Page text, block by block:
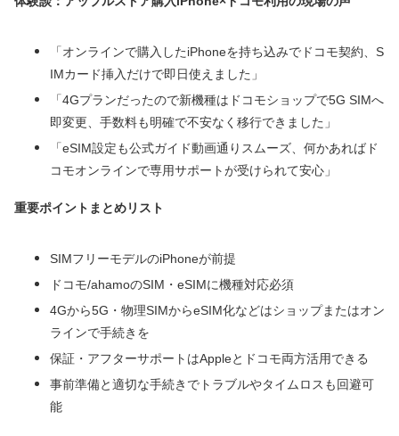
「オンラインで購入したiPhoneを持ち込みでドコモ契約、S
IMカード挿入だけで即日使えました」
「4Gプランだったので新機種はドコモショップで5G SIMへ
即変更、手数料も明確で不安なく移行できました」
「eSIM設定も公式ガイド動画通りスムーズ、何かあればド
コモオンラインで専用サポートが受けられて安心」
重要ポイントまとめリスト
SIMフリーモデルのiPhoneが前提
ドコモ/ahamoのSIM・eSIMに機種対応必須
4Gから5G・物理SIMからeSIM化などはショップまたはオン
ラインで手続きを
保証・アフターサポートはAppleとドコモ両方活用できる
事前準備と適切な手続きでトラブルやタイムロスも回避可
能